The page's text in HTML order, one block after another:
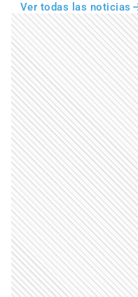
Ver todas las noticias